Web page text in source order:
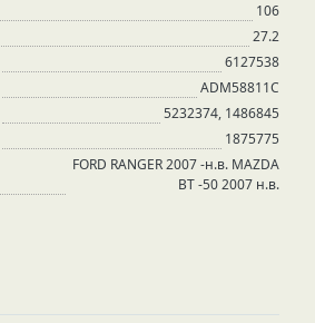
106
27.2
6127538
ADM58811C
5232374, 1486845
1875775
FORD RANGER 2007 -н.в. MAZDA
ВТ -50 2007 н.в.